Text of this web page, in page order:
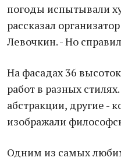
погоды испытывали
рассказал
Левочкин. - Но
На фасадах 36
работ в разных
абстракции, другие -
изображали
Одним из самых